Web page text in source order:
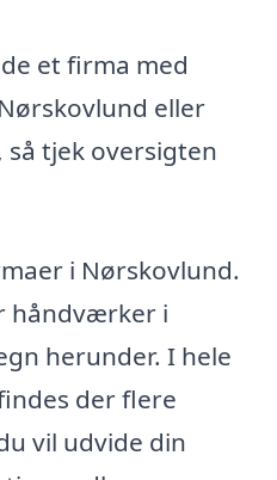
et firma med
eller
tjek oversigten
i Nørskovlund.
håndværker i
herunder. I hele
der flere
vil udvide din